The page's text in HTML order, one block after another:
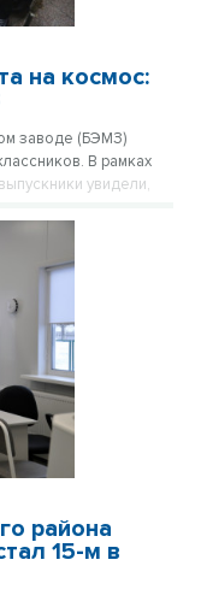
на космос:
заводе (БЭМЗ)
В рамках
увидели,
предприятие
космонавтику
района
15-м в